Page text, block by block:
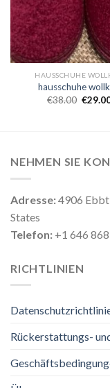
HAUSSCHUHE
hausschuhe
€38.00 €
NEHMEN SIE
Adresse:4906
States
Telefon: +1 646
RICHTLINIEN
Rückerstattungs-